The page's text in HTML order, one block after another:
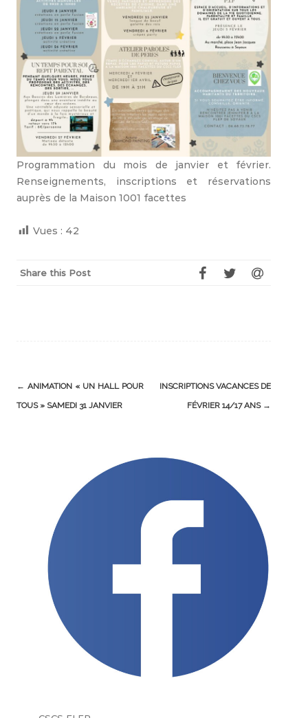
Programmation du mois de janvier et février.
Renseignements, inscriptions et réservations
auprès de la Maison 1001 facettes
Vues : 42
Share this Post
Post
navigation
← ANIMATION « UN HALL POUR
TOUS » SAMEDI 31 JANVIER
INSCRIPTIONS VACANCES DE
FÉVRIER 14/17 ANS →